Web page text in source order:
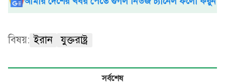
বিষয়: ইরান যুক্তরাষ্ট্র
সর্বশেষ